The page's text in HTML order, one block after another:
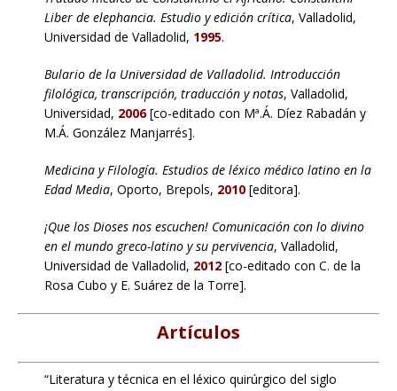
Liber de elephancia. Estudio y edición crítica, Valladolid,
Universidad de Valladolid, 1995.
Bulario de la Universidad de Valladolid. Introducción
filológica, transcripción, traducción y notas, Valladolid,
Universidad, 2006 [co-editado con Mª.Á. Díez Rabadán y
M.Á. González Manjarrés].
Medicina y Filología. Estudios de léxico médico latino en la
Edad Media, Oporto, Brepols, 2010 [editora].
¡Que los Dioses nos escuchen! Comunicación con lo divino
en el mundo greco-latino y su pervivencia, Valladolid,
Universidad de Valladolid, 2012 [co-editado con C. de la
Rosa Cubo y E. Suárez de la Torre].
Artículos
“Literatura y técnica en el léxico quirúrgico del siglo